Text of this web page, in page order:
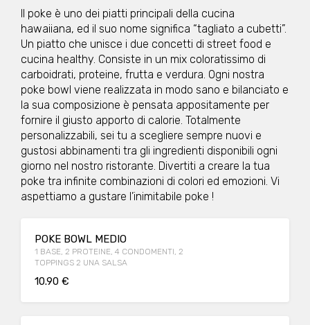
Il poke è uno dei piatti principali della cucina
hawaiiana, ed il suo nome significa “tagliato a cubetti”.
Un piatto che unisce i due concetti di street food e
cucina healthy. Consiste in un mix coloratissimo di
carboidrati, proteine, frutta e verdura. Ogni nostra
poke bowl viene realizzata in modo sano e bilanciato e
la sua composizione è pensata appositamente per
fornire il giusto apporto di calorie. Totalmente
personalizzabili, sei tu a scegliere sempre nuovi e
gustosi abbinamenti tra gli ingredienti disponibili ogni
giorno nel nostro ristorante. Divertiti a creare la tua
poke tra infinite combinazioni di colori ed emozioni. Vi
aspettiamo a gustare l’inimitabile poke !
POKE BOWL MEDIO
1 BASE, 2 PROTEINE, 4 CONDOMENTI, 2
TOPPINGS 2 UNA SALSA
10.90 €